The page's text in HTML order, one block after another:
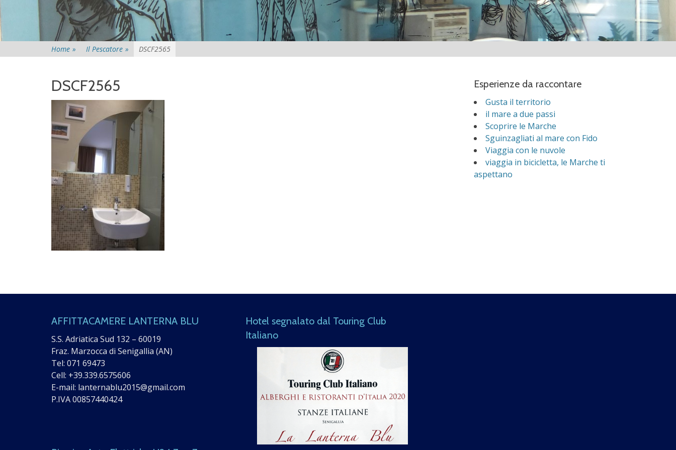
Home » Il Pescatore » DSCF2565
DSCF2565 Esperienze da raccontare
Gusta il territorio
il mare a due passi
Scoprire le Marche
Sguinzagliati al mare con Fido
Viaggia con le nuvole
viaggia in bicicletta, le Marche ti
aspettano
AFFITTACAMERE LANTERNA BLU
S.S. Adriatica Sud 132 – 60019
Fraz. Marzocca di Senigallia (AN)
Tel: 071 69473
Cell: +39.339.6575606
E-mail: lanternablu2015@gmail.com
P.IVA 00857440424
Hotel segnalato dal Touring Club
Italiano